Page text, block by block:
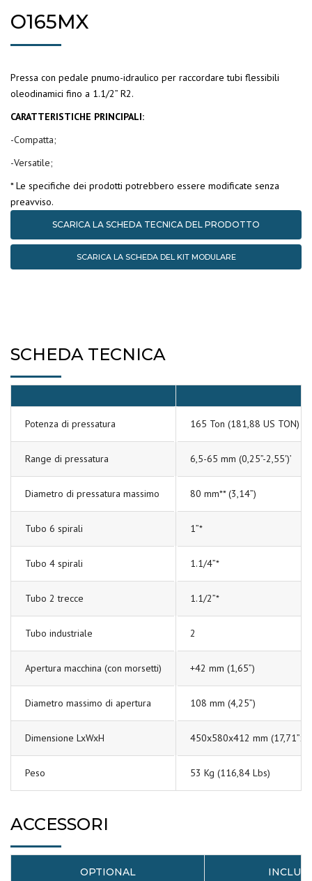
O165MX
Pressa con pedale pnumo-idraulico per raccordare tubi flessibili
oleodinamici fino a 1.1/2” R2.
CARATTERISTICHE PRINCIPALI:
-Compatta;
-Versatile;
* Le specifiche dei prodotti potrebbero essere modificate senza
preavviso.
SCARICA LA SCHEDA TECNICA DEL PRODOTTO
SCARICA LA SCHEDA DEL KIT MODULARE
SCHEDA TECNICA
Potenza di pressatura 165 Ton (181,88 US TON)
Range di pressatura 6,5-65 mm (0,25”-2,55′)’
Diametro di pressatura massimo 80 mm** (3,14”)
Tubo 6 spirali 1”*
Tubo 4 spirali 1.1/4”*
Tubo 2 trecce 1.1/2”*
Tubo industriale 2
Apertura macchina (con morsetti) +42 mm (1,65”)
Diametro massimo di apertura 108 mm (4,25”)
Dimensione LxWxH 450x580x412 mm
Peso 53 Kg (116,84 Lbs)
ACCESSORI
OPTIONAL